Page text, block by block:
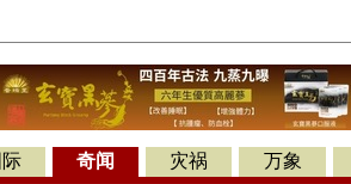
际 奇闻 灾祸 万象